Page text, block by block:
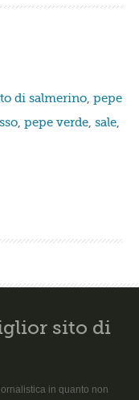
di salmerino, pepe
, pepe verde, sale,
sito di
in quanto non